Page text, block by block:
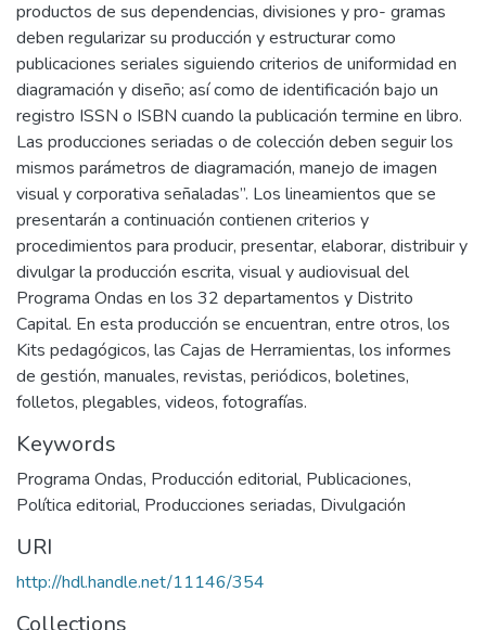
productos de sus dependencias, divisiones y pro- gramas
deben regularizar su producción y estructurar como
publicaciones seriales siguiendo criterios de uniformidad en
diagramación y diseño; así como de identificación bajo un
registro ISSN o ISBN cuando la publicación termine en libro.
Las producciones seriadas o de colección deben seguir los
mismos parámetros de diagramación, manejo de imagen
visual y corporativa señaladas”. Los lineamientos que se
presentarán a continuación contienen criterios y
procedimientos para producir, presentar, elaborar, distribuir y
divulgar la producción escrita, visual y audiovisual del
Programa Ondas en los 32 departamentos y Distrito
Capital. En esta producción se encuentran, entre otros, los
Kits pedagógicos, las Cajas de Herramientas, los informes
de gestión, manuales, revistas, periódicos, boletines,
folletos, plegables, videos, fotografías.
Keywords
Programa Ondas, Producción editorial, Publicaciones,
Política editorial, Producciones seriadas, Divulgación
URI
http://hdl.handle.net/11146/354